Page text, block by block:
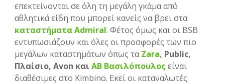
επεκτείνονται σε όλη τη μεγάλη γκάμα από
αθλητικά είδη που μπορεί κανείς να βρει στα
καταστήματα Admiral. Φέτος όμως και οι BSB
εντυπωσιάζουν και όλες οι προσφορές των πιο
μεγάλων καταστημάτων όπως ταZara, Public,
Πλαίσιο, Avon και AB Βασιλόπουλος είναι
διαθέσιμες στο Kimbino. Εκεί οι καταναλωτές